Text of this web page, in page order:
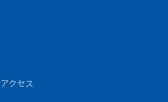
アクセス